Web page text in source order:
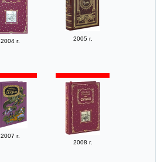
2004 г. 2005 г.
2007 г.
2008 г.